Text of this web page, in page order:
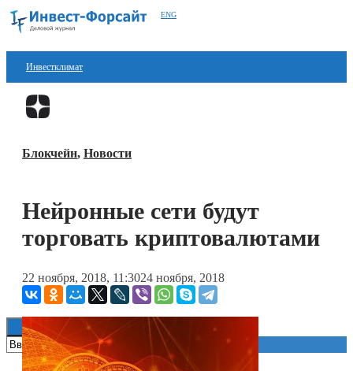
ENG
Инвестклимат
Финансы
Блокчейн
Технологии
Книги
Блокчейн, Новости
Нейронные сети будут
торговать криптовалютами
22 ноября, 2018, 11:3024 ноября, 2018